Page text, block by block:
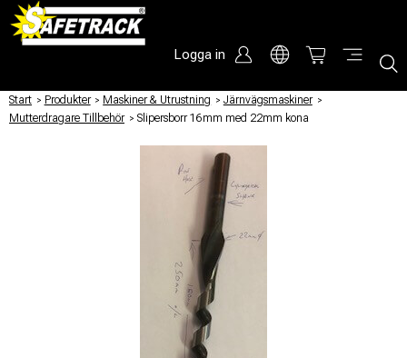
Logga in
Start / Produkter / Maskiner & Utrustning / Järnvägsmaskiner /
Mutterdragare Tillbehör / Slipersborr 16mm med 22mm kona